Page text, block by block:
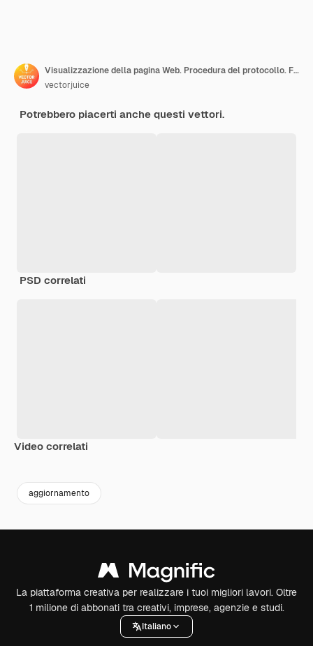
Visualizzazione della pagina Web. Procedura del protocollo. Flusso di lavoro dinamico del software. Sviluppo Full Stack, markup, amministrazione del sistema. Driver per la memoria condivisa. Illustrazione della metafora del concetto isolato di vettore.
vectorjuice
Potrebbero piacerti anche questi vettori.
PSD correlati
Video correlati
aggiornamento
La piattaforma creativa per realizzare i tuoi migliori lavori. Oltre
1 milione di abbonati tra creativi, imprese, agenzie e studi.
Italiano